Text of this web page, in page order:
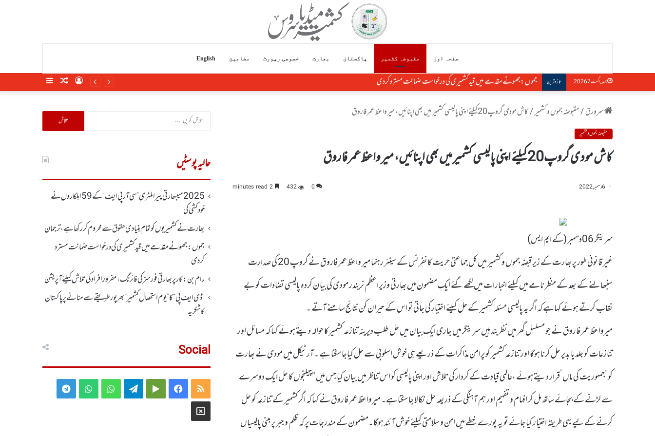
صفحہ اول مقبوضہ کشمیر پاکستان بھارت خصوصی رپورٹ مضامین English
جمعہ, اگست 7 2026 تازہ ترین جموں :جھوٹے مقدمے میں قید کشمیری کی درخواست ضمانت مسترد کردی SidebarRandomLog
سرورق/مقبوضہ جموں و کشمیر/کاش مودی گروپ20کیلئے اپنی پالیسی کشمیر میں بھی اپنائیں، میر واعظ عمر فاروق
مقبوضہ جموں و کشمیر
کاش مودی گروپ20کیلئے اپنی پالیسی کشمیر میں بھی اپنائیں، میر واعظ عمر فاروق
6 دسمبر, 2022 0
432
سرینگر 06دسمبر (کے ایم ایس)
غیر قانونی طور پر بھارت کے زیر قبضہ جموں و کشمیر میں کل جماعتی حریت کانفرنس کے سینئر رہنما میر واعظ عمر فاروق نے گروپ 20 کی صدارت
سنبھالنے کے بعد کے منظر نامے میں کیلئے اخبارات میں لکھے گئے ایک مضمون میں بھارتی وزیراعظم نریندر مودی کی بیان کردہ پالیسی تضادات کو بے
نقاب کرتے ہوئے کہاہے کہ اگر یہ پالیسی مسئلہ کشمیر کے حل کیلئے اختیار کی جاتی تو اس کے حیران کن نتائج سامنے آتے ۔
میرواعظ عمر فاروق نے جو مسلسل گھر میں نظربند ہیں سرینگر میں جاری ایک بیان میں حل طلب دیرینہ تنازعہ کشمیر کا حوالہ دیتے ہوئے کہا کہ مسائل اور
تنازعات کو جلد یا بدیر حل کرنا ہوگا اور تنازعہ کشمیر کو پرامن مذاکرات کے ذریعے ہی خوش اسلوبی سے حل کیاجاسکتا ہے ۔آرٹیکل میں مودی نے بھارت
کو ‘جمہوریت کی ماں’قرار دیتے ہوئے ،عالمی قیادت کے کردار کی تلاش اور اپنی پالیسی کو اس تناظر میں بیان کیا جس میں "چیلنجوں کا حل ایک دوسرے
سے لڑنے کے بجائے ساتھ مل کر افہام و تفہیم اور ہم آہنگی کے ذریعہ حل نکالا جاسکتا ہے۔ میرواعظ عمر فاروق نے کہا کہ اگر کشمیر کے تنازعہ کو حل
کرنے کے لیے یہی طریقہ اختیار کیا جائے تو یہ پورے خطے میں امن و سلامتی کیلئے خوش آئند ہوگا۔مضمون کے مندرجات پر کہ ظلم و جبر پر مبنی پالیسیاں
تلاش
کریں
حالیہ پوسٹیں
2025 میںبھارتی پیرا ملٹری ”سی آر پی ایف“ کے 59 اہلکاروں نے
خودکشی کی
بھارت نے کشمیریوں کو تمام بنیادی حقوق سے محروم کر رکھا ہے، ترجمان
جموں :جھوٹے مقدمے میں قید کشمیری کی درخواست ضمانت مسترد
کردی
رام بن : کار پربھارتی فورسز کی فائرنگ،مفرور افراد کی تلاش کیلئے آپریشن
”ڈی ایف پی “ کا ” یوم استحصال کشمیر “ بھر پور طریقے سے منانے پر پاکستان
کا شکریہ
Social
RSS
Facebook
Google
Telegram
WhatsApp
WhatsApp
Telegram
X